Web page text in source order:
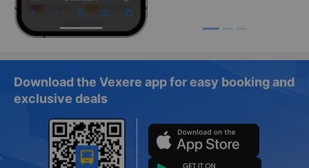
Download the Vexere app for easy booking and
exclusive deals